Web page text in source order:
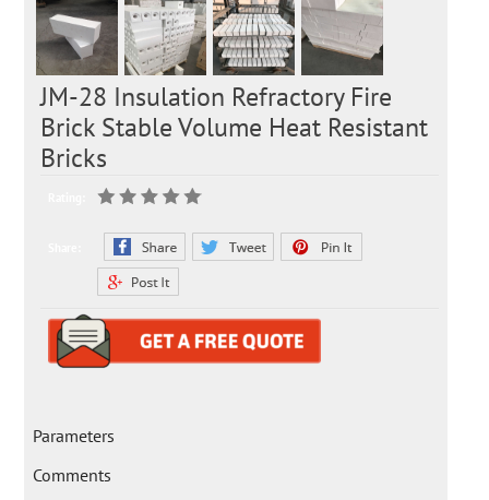
JM-28 Insulation Refractory Fire
Brick Stable Volume Heat Resistant
Bricks
Parameters
Comments